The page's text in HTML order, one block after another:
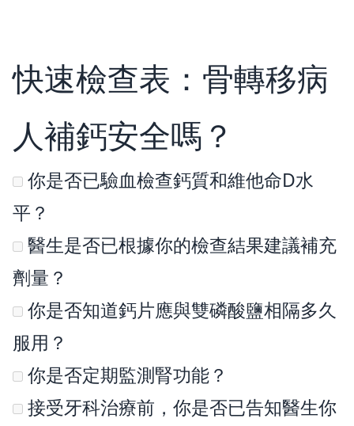
快速檢查表：骨轉移病
人補鈣安全嗎？
你是否已驗血檢查鈣質和維他命D水
平？
醫生是否已根據你的檢查結果建議補充
劑量？
你是否知道鈣片應與雙磷酸鹽相隔多久
服用？
你是否定期監測腎功能？
接受牙科治療前，你是否已告知醫生你